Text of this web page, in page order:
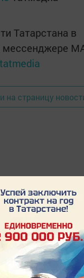
Татарстана в
мессенджере
на страницу
«Нужно
27 июня 2026 - 10:35